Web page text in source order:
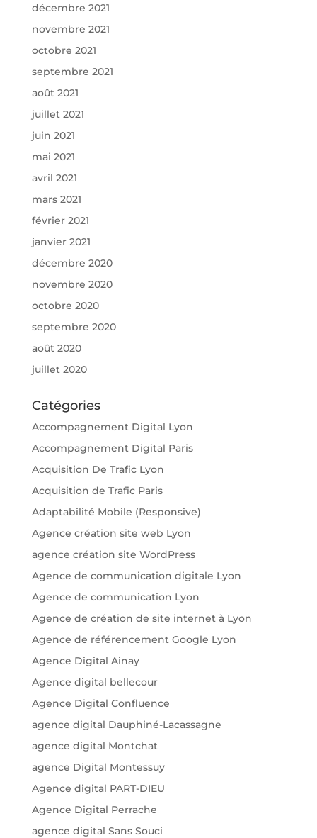
décembre 2021
novembre 2021
octobre 2021
septembre 2021
août 2021
juillet 2021
juin 2021
mai 2021
avril 2021
mars 2021
février 2021
janvier 2021
décembre 2020
novembre 2020
octobre 2020
septembre 2020
août 2020
juillet 2020
Catégories
Accompagnement Digital Lyon
Accompagnement Digital Paris
Acquisition De Trafic Lyon
Acquisition de Trafic Paris
Adaptabilité Mobile (Responsive)
Agence création site web Lyon
agence création site WordPress
Agence de communication digitale Lyon
Agence de communication Lyon
Agence de création de site internet à Lyon
Agence de référencement Google Lyon
Agence Digital Ainay
Agence digital bellecour
Agence Digital Confluence
agence digital Dauphiné-Lacassagne
agence digital Montchat
agence Digital Montessuy
Agence digital PART-DIEU
Agence Digital Perrache
agence digital Sans Souci